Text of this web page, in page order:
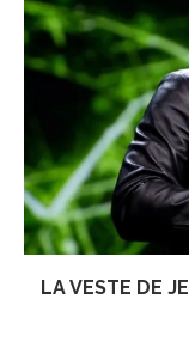
LA VESTE DE